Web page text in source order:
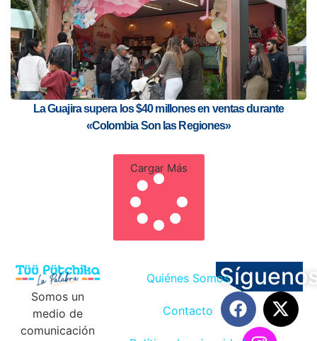
La Guajira supera los $40 millones en ventas durante
«Colombia Son las Regiones»
Cargar Más
Somos un
medio de
comunicación
Quiénes Somos
Contacto